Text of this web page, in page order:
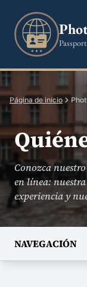
Página de inicio
Conozca
en línea:
experiencia y
NAVEGACIÓN